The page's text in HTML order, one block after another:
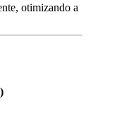
otimizando a